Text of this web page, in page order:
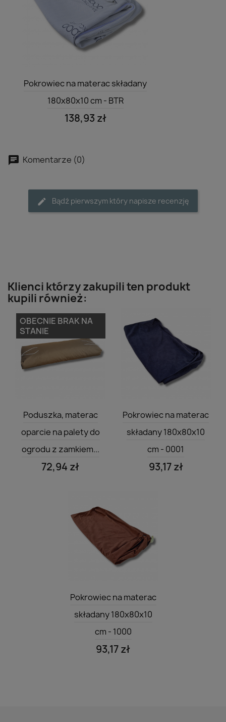
 Szybki podgląd
Pokrowiec na materac składany
180x80x10 cm - BTR
138,93 zł
Komentarze (0)
Bądź pierwszym który napisze recenzję
Klienci którzy zakupili ten produkt
kupili również:

Poduszka, materac
oparcie na palety do
ogrodu z zamkiem...
72,94 zł
OBECNIE BRAK NA
STANIE

Pokrowiec na materac
składany 180x80x10
cm - 0001
93,17 zł

Pokrowiec na materac
składany 180x80x10
cm - 1000
93,17 zł